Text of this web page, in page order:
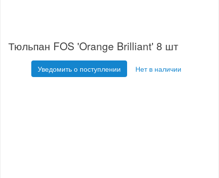
Тюльпан FOS 'Orange Brilliant' 8 шт
Уведомить о поступлении Нет в наличии